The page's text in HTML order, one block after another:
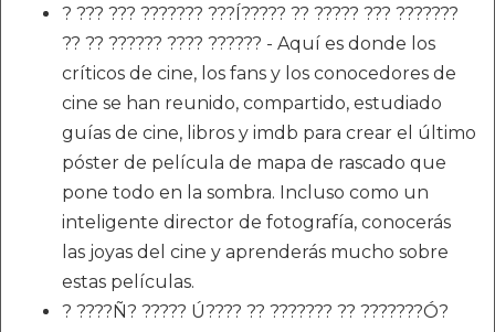
? ??? ??? ??????? ???Í????? ?? ????? ??? ???????
?? ?? ?????? ???? ?????? - Aquí es donde los
críticos de cine, los fans y los conocedores de
cine se han reunido, compartido, estudiado
guías de cine, libros y imdb para crear el último
póster de película de mapa de rascado que
pone todo en la sombra. Incluso como un
inteligente director de fotografía, conocerás
las joyas del cine y aprenderás mucho sobre
estas películas.
?️ ????Ñ? ????? Ú???? ?? ??????? ?? ???????Ó?